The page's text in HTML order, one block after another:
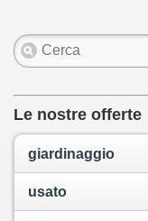
Le nostre offerte
giardinaggio
usato